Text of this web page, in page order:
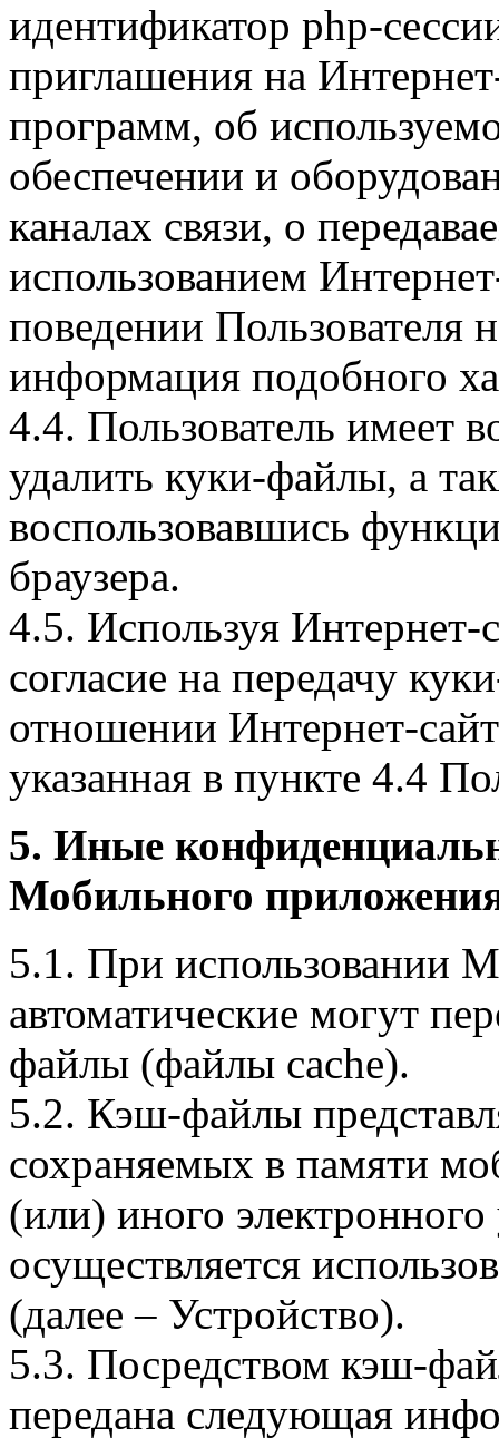
идентификатор php-
приглашения на
программ, об
обеспечении и
каналах связи, о
использованием
поведении Пользователя
информация подобного
4.4. Пользователь имеет
удалить куки-файлы, а
воспользовавшись
браузера.
4.5. Используя Интернет-
согласие на передачу
отношении Интернет-
указанная в пункте 4.4
5. Иные
Мобильного
5.1. При использовании
автоматические могут
файлы (файлы cache).
5.2. Кэш-файлы
сохраняемых в памяти
(или) иного электронного
осуществляется
(далее – Устройство).
5.3. Посредством кэш-
передана следующая